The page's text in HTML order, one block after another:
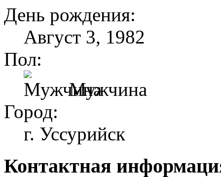
День рождения:
Август 3, 1982
Пол:
Мужчина
Город:
г. Уссурийск
Контактная